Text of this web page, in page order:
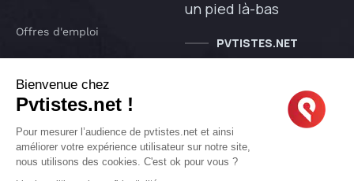
Offres d'emploi
IA pvtistes
un pied là-bas
PVTISTES.NET
Bienvenue chez
Pvtistes.net !
Pour mesurer l’audience de pvtistes.net et ainsi
améliorer votre expérience utilisateur sur notre site,
nous utilisons des cookies. C'est ok pour vous ?